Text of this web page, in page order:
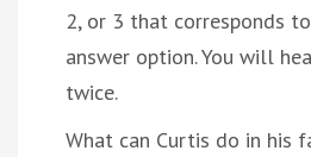
2, or 3 that corresponds
answer option. You will
twice.
What can Curtis do in his